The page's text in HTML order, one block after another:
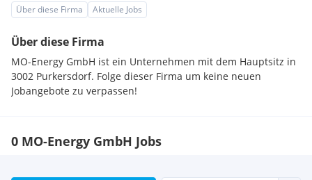
Über diese Firma Aktuelle Jobs
Über diese Firma
MO-Energy GmbH ist ein Unternehmen mit dem Hauptsitz in
3002 Purkersdorf. Folge dieser Firma um keine neuen
Jobangebote zu verpassen!
0 MO-Energy GmbH Jobs